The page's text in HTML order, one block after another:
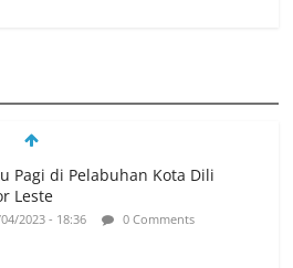
Pagi di Pelabuhan Kota Dili
Leste
2023 - 18:36 0 Comments